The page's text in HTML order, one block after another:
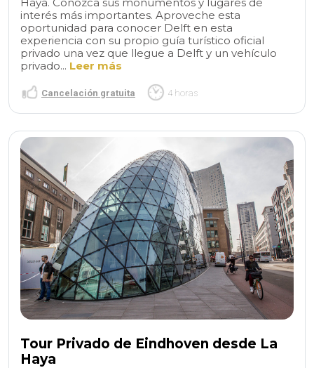
interés más importantes. Aproveche esta
oportunidad para conocer Delft en esta
experiencia con su propio guía turístico oficial
privado una vez que llegue a Delft y un vehículo
privado... Leer más
Cancelación gratuita 4 horas
Tour Privado de Eindhoven desde La
Haya